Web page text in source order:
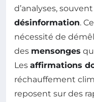
d’analyses,
désinformation.
nécessité de
des mensonges
Les affirmations
réchauffement
reposent sur des